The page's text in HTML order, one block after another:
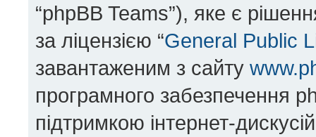
“phpBB Teams”), яке є
за ліцензією “General Public
завантаженим з сайту
програмного забезпечення
підтримкою інтернет-